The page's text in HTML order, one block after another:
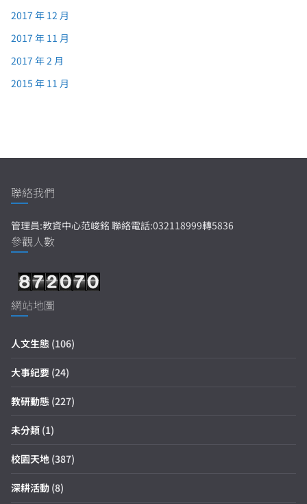
2017 年 12 月
2017 年 11 月
2017 年 2 月
2015 年 11 月
聯絡我們
管理員:教資中心范峻銘 聯絡電話:032118999轉5836
參觀人數
網站地圖
人文生態 (106)
大事紀要 (24)
教研動態 (227)
未分類 (1)
校園天地 (387)
深耕活動 (8)